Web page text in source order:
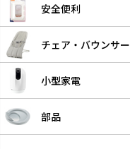
安全便利
チェア・ バウンサー
小型家電
部品